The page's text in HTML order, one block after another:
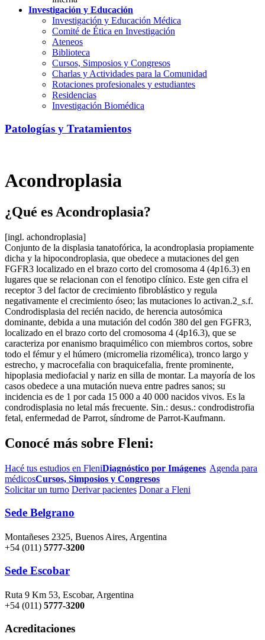
Investigación y Educación
Investigación y Educación Médica
Comité de Ética en Investigación
Ateneos
Biblioteca
Cursos, Simposios y Congresos
Charlas y Actividades para la Comunidad
Rotaciones profesionales y estudiantes
Residencias
Investigación Biomédica
Patologías y Tratamientos
Acondroplasia
¿Qué es Acondroplasia?
[ingl. achondroplasia]
Conjunto de la displasia tanatofórica, la acondroplasia propiamente
dicha y la hipocondroplasia, que obedece a mutaciones del gen
FGFR3 localizado en el brazo corto del cromosoma 4 (4p16.3) en
lugares que se relacionan con el fenotipo clínico. Este gen cifra el
receptor 3 del factor de crecimiento fibroblástico y regula
negativamente el crecimiento óseo; las mutaciones lo activan.2_s.f.
Condrodisplasia del recién nacido, de herencia autosómica
dominante, debida a una mutación del codón 380 del gen FGFR3,
localizado en el brazo corto del cromosoma 4 (4p16.3), que se
caracteriza por enanismo braquimélico con miembros cortos, sobre
todo el fémur y el húmero (micromelia rizomélica), tronco largo y
estrecho, y macrocefalia con braquicefalia, frente prominente,
hipoplasia mediofacial y nariz en silla de montar. La mayoría de los
casos obedece a una mutación nueva entre padres sanos; su
incidencia es de 1 por cada 15 000 a 40 000 nacidos vivos. Es la
condrodisplasia no letal más frecuente. Sin.: desus.: condrodistrofia
fetal, enfermedad de Parrot, síndrome de Parrot-Kaufmann.
Conocé más sobre Fleni:
Hacé tus estudios en FleniDiagnóstico por Imágenes Agenda para
médicosCursos, Simposios y Congresos
Solicitar un turno Derivar pacientes Donar a Fleni
Sede Belgrano
Montañeses 2325, Buenos Aires, Argentina
+54 (011) 5777-3200
Sede Escobar
Ruta 9 Km 53, Escobar, Argentina
+54 (011) 5777-3200
Acreditaciones